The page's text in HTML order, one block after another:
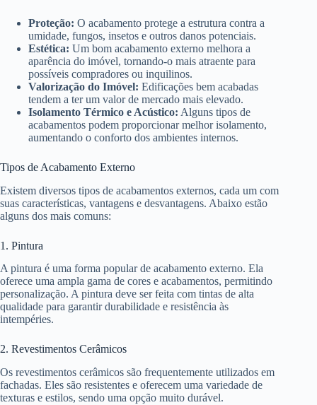
Proteção: O acabamento protege a estrutura contra a
umidade, fungos, insetos e outros danos potenciais.
Estética: Um bom acabamento externo melhora a
aparência do imóvel, tornando-o mais atraente para
possíveis compradores ou inquilinos.
Valorização do Imóvel: Edificações bem acabadas
tendem a ter um valor de mercado mais elevado.
Isolamento Térmico e Acústico: Alguns tipos de
acabamentos podem proporcionar melhor isolamento,
aumentando o conforto dos ambientes internos.
Tipos de Acabamento Externo
Existem diversos tipos de acabamentos externos, cada um com
suas características, vantagens e desvantagens. Abaixo estão
alguns dos mais comuns:
1. Pintura
A pintura é uma forma popular de acabamento externo. Ela
oferece uma ampla gama de cores e acabamentos, permitindo
personalização. A pintura deve ser feita com tintas de alta
qualidade para garantir durabilidade e resistência às
intempéries.
2. Revestimentos Cerâmicos
Os revestimentos cerâmicos são frequentemente utilizados em
fachadas. Eles são resistentes e oferecem uma variedade de
texturas e estilos, sendo uma opção muito durável.